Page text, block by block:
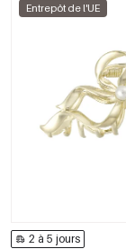
Entrepôt de l'UE
2 à 5 jours